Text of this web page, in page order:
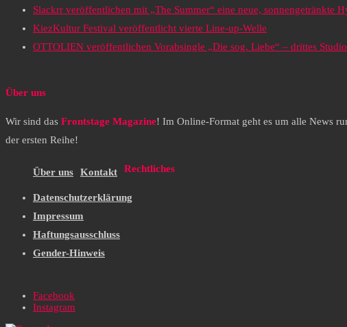
Slackrr veröffentlichen mit „The Summer“ eine neue, sonnengetränkte
KiezKultur Festival veröffentlicht vierte Line-up-Welle
OTTOLIEN veröffentlichen Vorabsingle „Die sog. Liebe“ – drittes
Über uns
Wir sind das Frontstage Magazine! Im Online-Format geht es um alle News
der ersten Reihe!
Über uns Kontakt Rechtliches
Datenschutzerklärung
Impressum
Haftungsausschluss
Gender-Hinweis
Facebook
Instagram